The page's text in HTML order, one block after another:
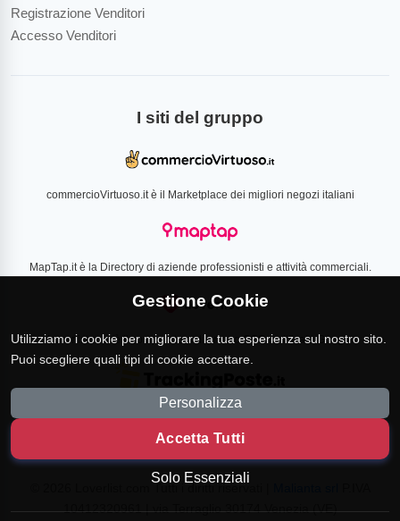
Registrazione Venditori
Accesso Venditori
I siti del gruppo
commercioVirtuoso.it è il Marketplace dei migliori negozi italiani
MapTap.it è la Directory di aziende professionisti e attività commerciali.
Loverlist.com è il comparatore di prezzo CSS certificato Google
10412320961 | via Terraglio 30174 Venezia (VE)
Gestione Cookie
Utilizziamo i cookie per migliorare la tua esperienza sul nostro sito.
Puoi scegliere quali tipi di cookie accettare.
Personalizza
Accetta Tutti
Solo Essenziali